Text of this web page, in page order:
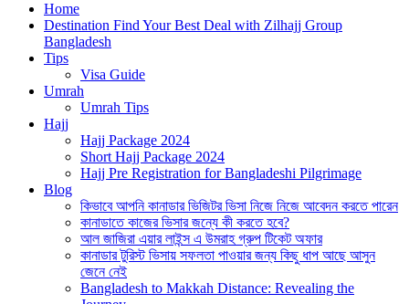
জিলহজ্জ গ্রুপ বাংলাদেশ
Best Hajj Umrah Travel Tour Agent in Bangladesh
Home
Destination Find Your Best Deal with Zilhajj Group
Bangladesh
Tips
Visa Guide
Umrah
Umrah Tips
Hajj
Hajj Package 2024
Short Hajj Package 2024
Hajj Pre Registration for Bangladeshi Pilgrimage
Blog
কিভাবে আপনি কানাডার ভিজিটর ভিসা নিজে নিজে আবেদন করতে পারেন
কানাডাতে কাজের ভিসার জন্যে কী করতে হবে?
আল জাজিরা এয়ার লাইন্স এ উমরাহ গ্রুপ টিকেট অফার
কানাডার টুরিস্ট ভিসায় সফলতা পাওয়ার জন্য কিছু ধাপ আছে আসুন
জেনে নেই
Bangladesh to Makkah Distance: Revealing the